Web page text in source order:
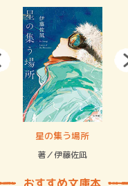
星の集う場所
著／伊藤佐凪